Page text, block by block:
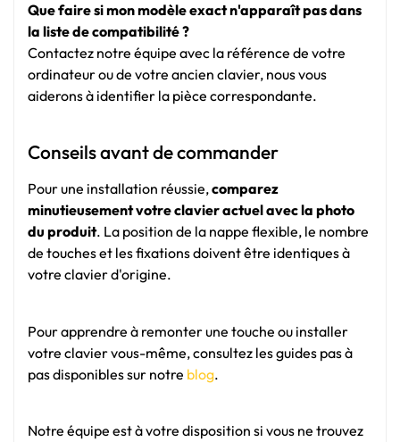
Que faire si mon modèle exact n'apparaît pas dans
la liste de compatibilité ?
Contactez notre équipe avec la référence de votre
ordinateur ou de votre ancien clavier, nous vous
aiderons à identifier la pièce correspondante.
Conseils avant de commander
Pour une installation réussie,comparez
minutieusement votre clavier actuel avec la photo
du produit. La position de la nappe flexible, le nombre
de touches et les fixations doivent être identiques à
votre clavier d'origine.
Pour apprendre à remonter une touche ou installer
votre clavier vous-même, consultez les guides pas à
pas disponibles sur notre blog.
Notre équipe est à votre disposition si vous ne trouvez